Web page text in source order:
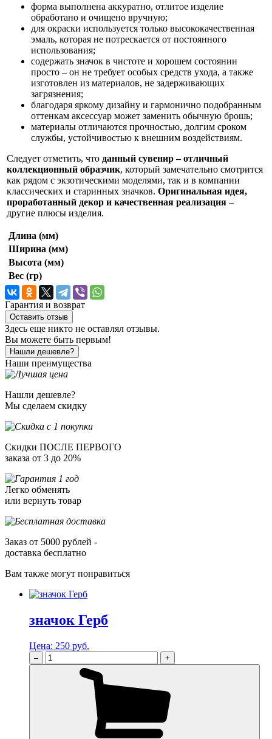
форма выполнена аккуратно, отлитое изделие
обработано и очищено вручную;
для окраски используется только высококачественная
эмаль, которая не потрескается от постоянного
использования;
содержать значок в чистоте и хорошем состоянии
просто – он не требует особых средств ухода, а также
изготовлен из материалов, не задерживающих
загрязнения;
благодаря яркому дизайну и гармонично подобранным
оттенкам аксессуар может заменить обычную брошь;
материалы отличаются прочностью, долгим сроком
службы, устойчивостью к внешним воздействиям.
Следует отметить, что данный сувенир – отличный
коллекционный образчик, который замечательно смотрится
как рядом с экзотическими моделями, так и в компании
классических и старинных значков. Оригинальная идея,
проработанный декор и качественная реализация –
другие плюсы изделия.
Длина (мм)
Ширина (мм)
Высота (мм)
Вес (гр)
Гарантия и возврат
Оставить отзыв
Здесь еще никто не оставлял отзывы.
Вы можете быть первым!
Нашли дешевле?
Наши преимущества
Нашли дешевле?
Мы сделаем скидку
Скидки ПОСЛЕ ПЕРВОГО
заказа от 3 до 20%
Легко обменять
или вернуть товар
Заказ от 5000 рублей -
доставка бесплатно
Вам также могут понравиться
значок Герб
Цена: 250 руб.
– +